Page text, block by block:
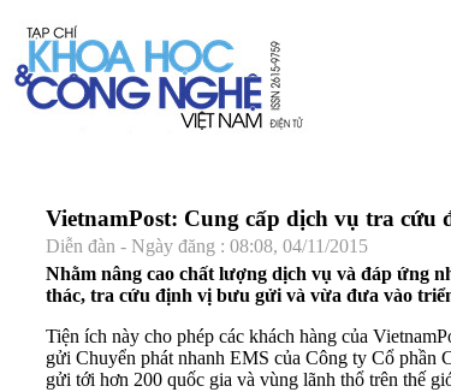
VietnamPost: Cung cấp dịch vụ tra cứu
Diễn đàn - Ngày đăng : 08:08, 04/11/2015
Nhằm nâng cao chất lượng dịch vụ và đáp ứng
thác, tra cứu định vị bưu gửi và vừa đưa vào
Tiện ích này cho phép các khách hàng của
gửi Chuyển phát nhanh EMS của Công ty Cổ phần
gửi tới hơn 200 quốc gia và vùng lãnh thổ trên thế